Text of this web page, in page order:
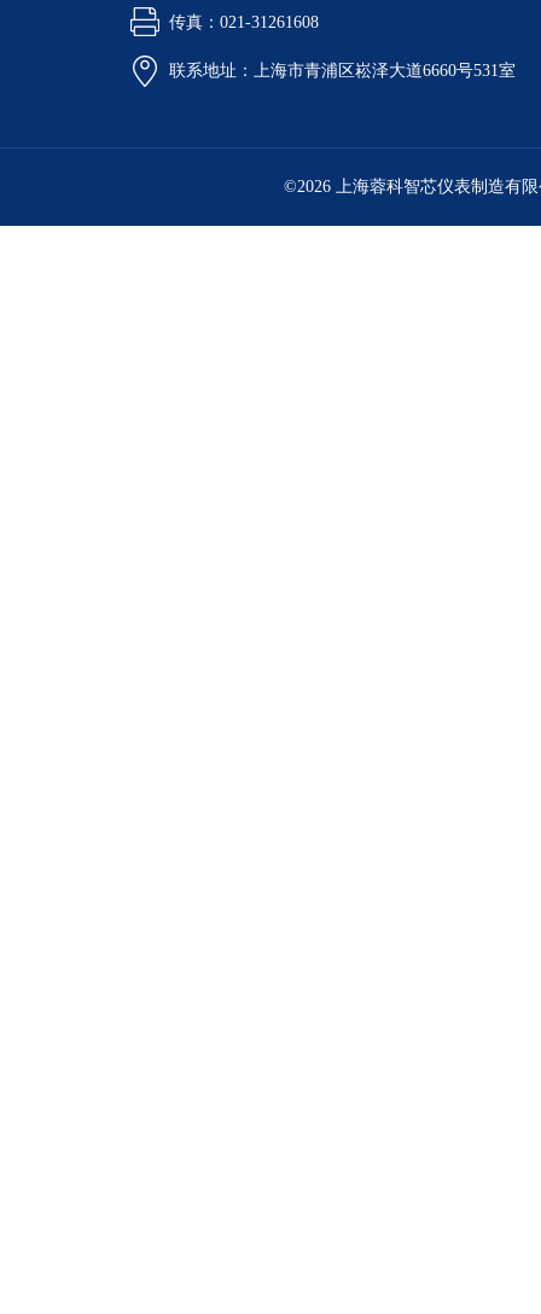
传真：021-31261608
联系地址：上海市青浦区崧泽大道6660号531室
©2026 上海蓉科智芯仪表制造有